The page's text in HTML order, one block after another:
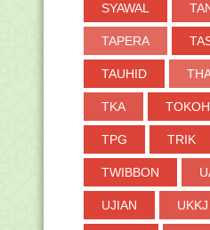
SYAWAL
TAPERA
TAUHID
TKA TOKOH
TPG TRIK
TWIBBON
UJIAN UKKJ